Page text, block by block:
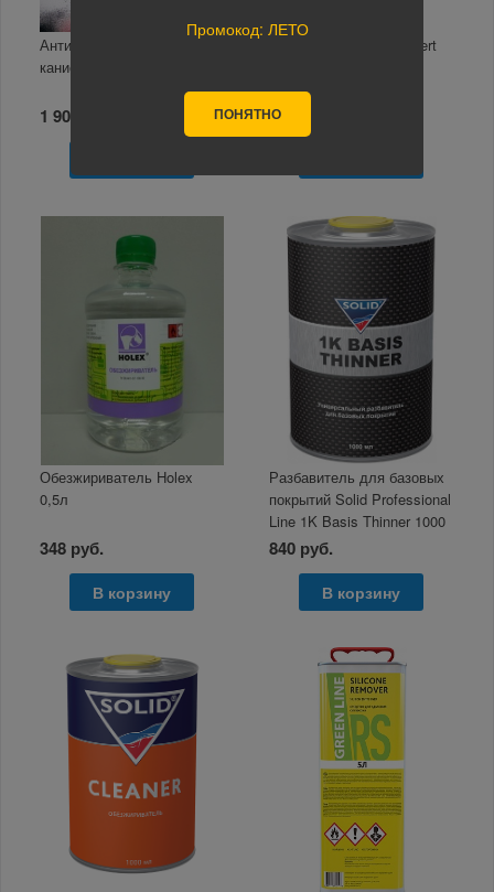
Антисиликон 5л Автон
канистра
1 900 руб.
Растворитель 646 Expert
1 580 руб.
Обезжириватель Holex
0,5л
348 руб.
В корзину
Разбавитель для базовых
покрытий Solid Professional
Line 1K Basis Thinner 1000
мл
840 руб.
В корзину
Промокод: ЛЕТО
ПОНЯТНО